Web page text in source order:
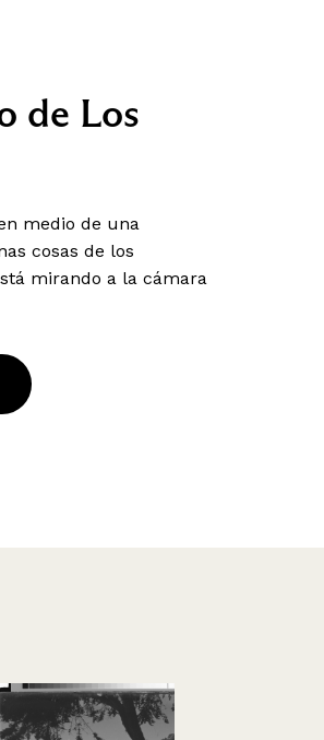
de Los
medio de una
cosas de los
mirando a la cámara